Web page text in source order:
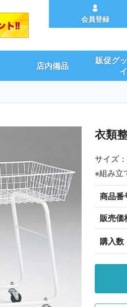
会員登録
店内備品
販促グ
衣類
サイズ
※組み立
商品番
販売価
購入数